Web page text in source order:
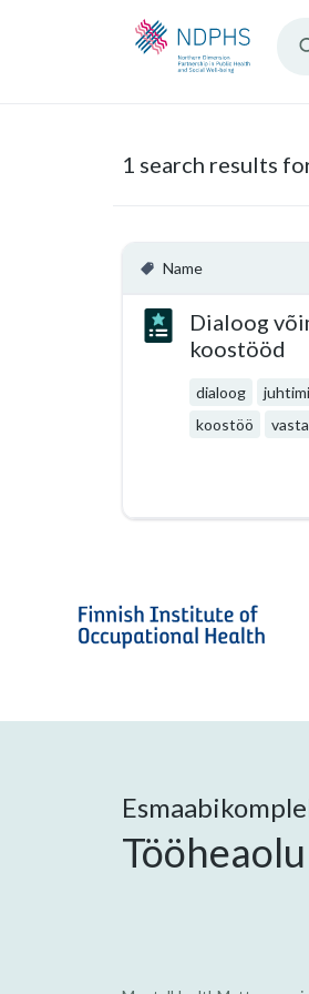
1 search results
Name
Dialoog
koostööd
dialoog
koostöö